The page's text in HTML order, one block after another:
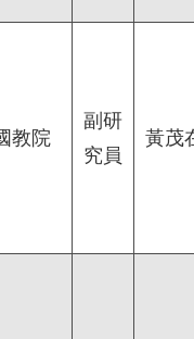
教院
副研
究員
黃茂